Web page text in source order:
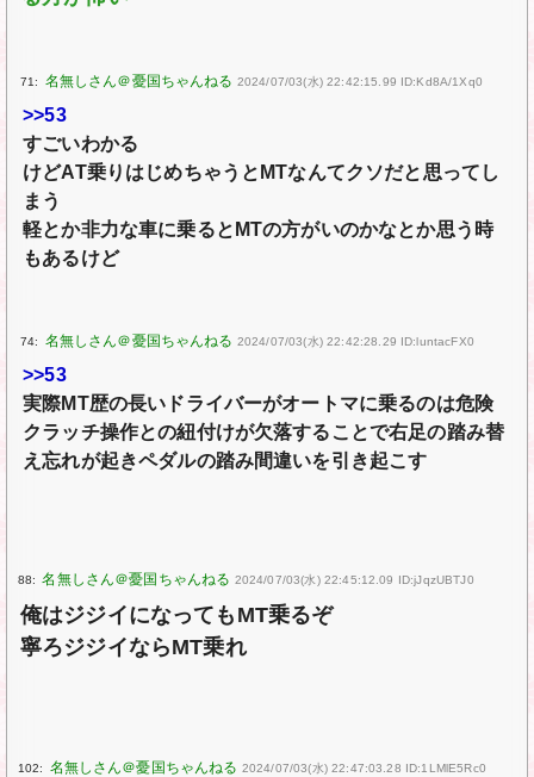
71: 2024/07/03(水) 22:42:15.99 ID:Kd8A/1Xq0
>>53
すごいわかる
けどAT乗りはじめちゃうとMTなんてクソだと思ってし
まう
軽とか非力な車に乗るとMTの方がいのかなとか思う時
もあるけど
74: 2024/07/03(水) 22:42:28.29 ID:luntacFX0
>>53
実際MT歴の長いドライバーがオートマに乗るのは危険
クラッチ操作との紐付けが欠落することで右足の踏み替
え忘れが起きペダルの踏み間違いを引き起こす
88: 2024/07/03(水) 22:45:12.09 ID:jJqzUBTJ0
俺はジジイになってもMT乗るぞ
寧ろジジイならMT乗れ
102: 2024/07/03(水) 22:47:03.28 ID:1LMlE5Rc0